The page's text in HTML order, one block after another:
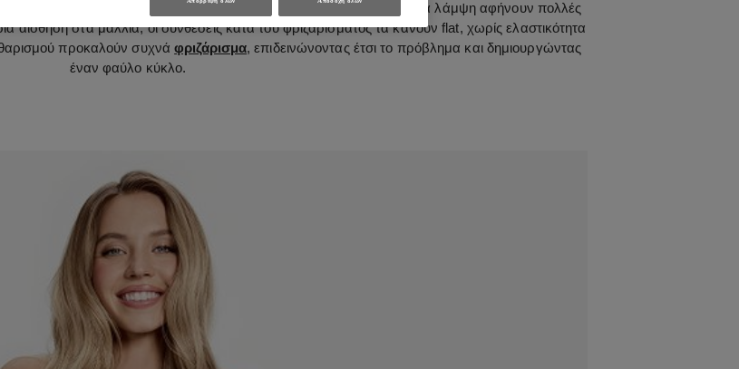
στις προσδοκίες της Gen Z; Όπως φαίνεται, τα leave-in προϊόντα για λάμψη αφήνουν πολλές
στα μαλλιά, οι συνθέσεις κατά του φριζαρίσματος τα κάνουν flat, χωρίς ελαστικότητα
προκαλούν συχνάφριζάρισμα, επιδεινώνοντας έτσι το πρόβλημα και δημιουργώντας
έναν φαύλο κύκλο.